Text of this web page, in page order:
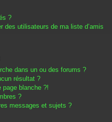
?
des utilisateurs de ma liste d’amis
dans un ou des forums ?
résultat ?
page blanche ?!
?
messages et sujets ?